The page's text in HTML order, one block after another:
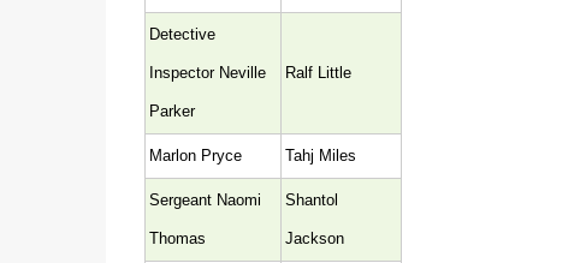
Detective
Inspector Neville
Parker
Ralf Little
Marlon Pryce Tahj Miles
Sergeant Naomi
Thomas
Shantol
Jackson